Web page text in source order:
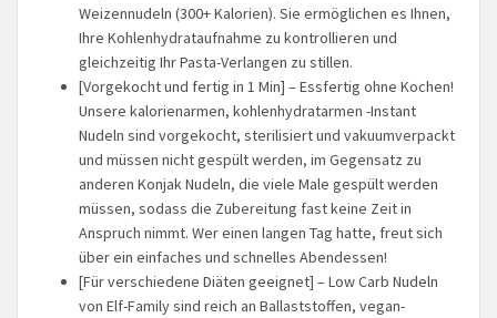
Weizennudeln (300+ Kalorien). Sie ermöglichen es Ihnen,
Ihre Kohlenhydrataufnahme zu kontrollieren und
gleichzeitig Ihr Pasta-Verlangen zu stillen.
[Vorgekocht und fertig in 1 Min] – Essfertig ohne Kochen!
Unsere kalorienarmen, kohlenhydratarmen -Instant
Nudeln sind vorgekocht, sterilisiert und vakuumverpackt
und müssen nicht gespült werden, im Gegensatz zu
anderen Konjak Nudeln, die viele Male gespült werden
müssen, sodass die Zubereitung fast keine Zeit in
Anspruch nimmt. Wer einen langen Tag hatte, freut sich
über ein einfaches und schnelles Abendessen!
[Für verschiedene Diäten geeignet] – Low Carb Nudeln
von Elf-Family sind reich an Ballaststoffen, vegan-